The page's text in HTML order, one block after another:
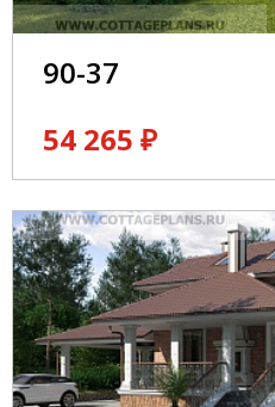
90-37
54 265 ₽